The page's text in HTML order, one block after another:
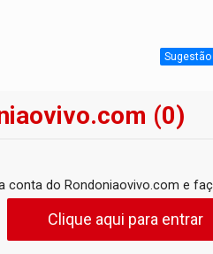
Sugestão
(0)
conta do Rondoniaovivo.com e
Clique aqui para entrar